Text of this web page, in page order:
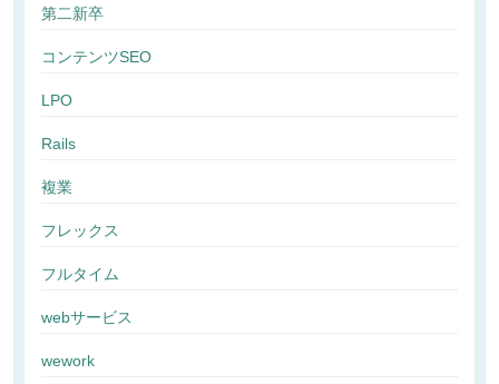
第二新卒
コンテンツSEO
LPO
Rails
複業
フレックス
フルタイム
webサービス
wework